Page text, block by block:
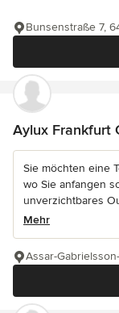
Bunsenstraße 7,
Aylux Frankfurt
Sie möchten eine
wo Sie anfangen
unverzichtbares
Mehr
Assar-